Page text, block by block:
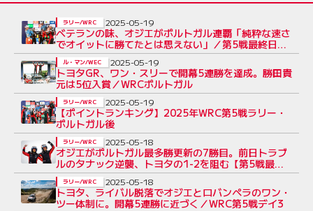
ベテランの味、オジエがポルトガル連覇「純粋な速さ
でオイットに勝てたとは思えない」／第5戦最終日コ
メント
ラリー/WRC 2025-05-19
トヨタGR、ワン・スリーで開幕5連勝を達成。勝田貴
元は5位入賞／WRCポルトガル
ル・マン/WEC 2025-05-19
【ポイントランキング】2025年WRC第5戦ラリー・
ポルトガル後
ラリー/WRC 2025-05-19
オジエがポルトガル最多勝更新の7勝目。前日トラブ
ルのタナック逆襲、トヨタの1-2を阻む【第5戦最終
日レポート】
ラリー/WRC 2025-05-18
トヨタ、ライバル脱落でオジエとロバンペラのワン・
ツー体制に。開幕5連勝に近づく／WRC第5戦デイ3
ラリー/WRC 2025-05-18